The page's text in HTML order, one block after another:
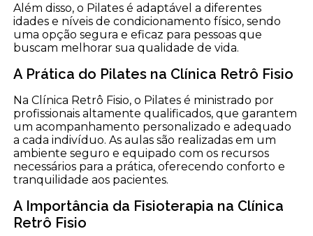
Além disso, o Pilates é adaptável a diferentes
idades e níveis de condicionamento físico, sendo
uma opção segura e eficaz para pessoas que
buscam melhorar sua qualidade de vida.
A Prática do Pilates na Clínica Retrô Fisio
Na Clínica Retrô Fisio, o Pilates é ministrado por
profissionais altamente qualificados, que garantem
um acompanhamento personalizado e adequado
a cada indivíduo. As aulas são realizadas em um
ambiente seguro e equipado com os recursos
necessários para a prática, oferecendo conforto e
tranquilidade aos pacientes.
A Importância da Fisioterapia na Clínica
Retrô Fisio